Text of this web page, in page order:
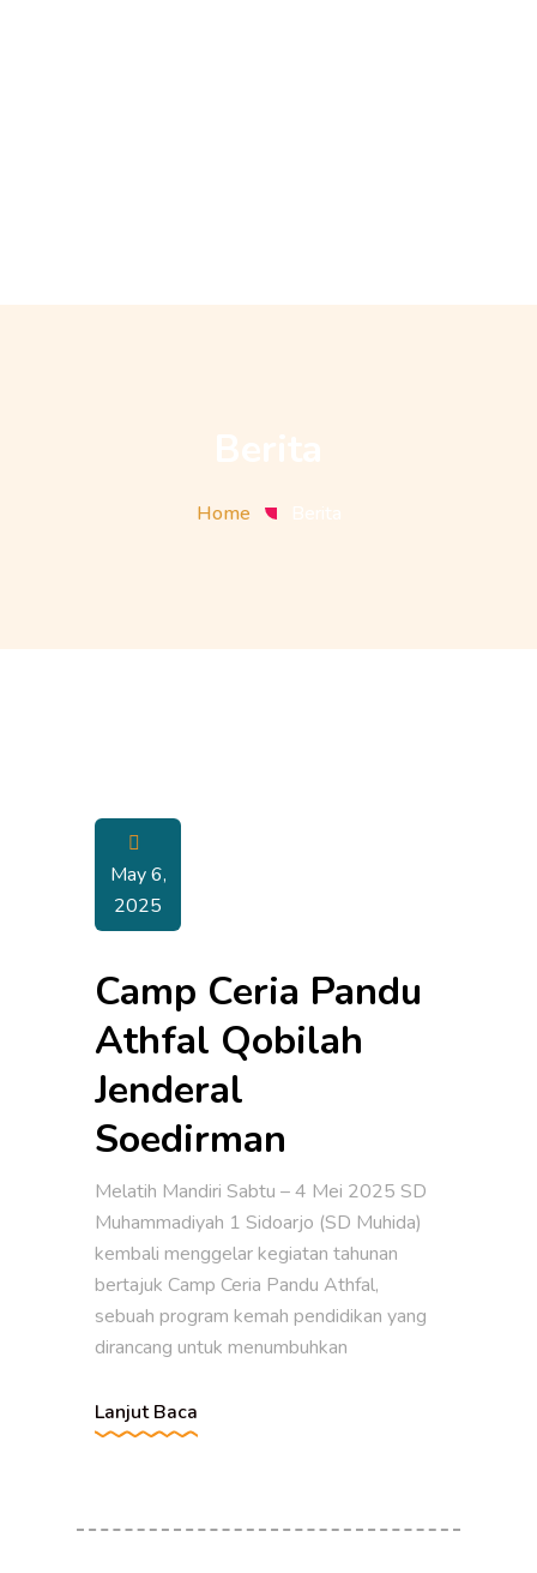
Home
May 6,
2025
Camp Ceria Pandu
Athfal Qobilah
Jenderal
Soedirman
Melatih Mandiri Sabtu – 4 Mei 2025 SD
Muhammadiyah 1 Sidoarjo (SD Muhida)
kembali menggelar kegiatan tahunan
bertajuk Camp Ceria Pandu Athfal,
sebuah program kemah pendidikan yang
dirancang untuk menumbuhkan
Lanjut Baca